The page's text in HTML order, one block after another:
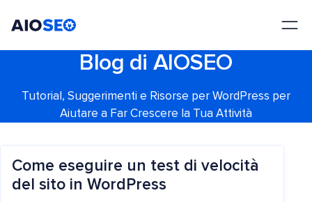
Blog di AIOSEO
Tutorial, Suggerimenti e Risorse per WordPress per
Aiutare a Far Crescere la Tua Attività
Come eseguire un test di velocità
del sito in WordPress